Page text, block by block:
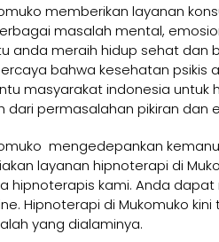
memberikan layanan
masalah mental,
anda meraih hidup sehat dan
bahwa kesehatan psikis
masyarakat indonesia untuk
dari permasalahan pikiran dan
mengedepankan
layanan hipnoterapi di
hipnoterapis kami. Anda
Hipnoterapi di Mukomuko
yang dialaminya.